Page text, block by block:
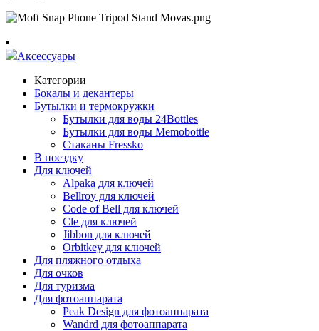
Аксессуары
Категории
Бокалы и декантеры
Бутылки и термокружки
Бутылки для воды 24Bottles
Бутылки для воды Memobottle
Стаканы Fressko
В поездку
Для ключей
Alpaka для ключей
Bellroy для ключей
Code of Bell для ключей
Cle для ключей
Jibbon для ключей
Orbitkey для ключей
Для пляжного отдыха
Для очков
Для туризма
Для фотоаппарата
Peak Design для фотоаппарата
Wandrd для фотоаппарата